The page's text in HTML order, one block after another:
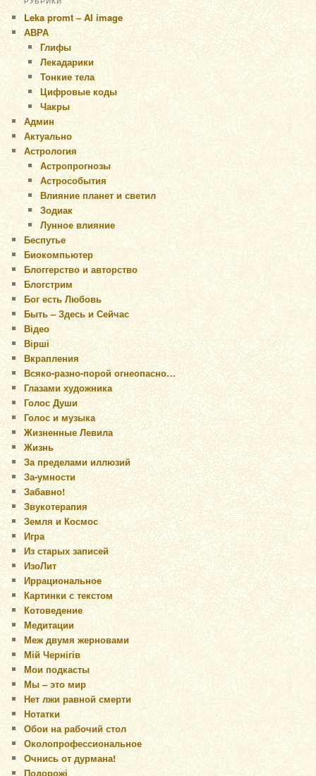
Leka promt – AI image
АВРА
Глифы
Лекадарики
Тонкие тела
Цифровые коды
Чакры
Админ
Актуально
Астрология
Астропрогнозы
Астрособытия
Влияние планет и светил
Зодиак
Лунное влияние
Беспутье
Биокомпьютер
Блоггерство и авторство
Блогстрим
Бог есть Любовь
Быть – Здесь и Сейчас
Відео
Вірші
Вкрапления
Всяко-разно-порой огнеопасно…
Глазами художника
Голос Души
Голос и музыка
Жизненные Левила
Жизнь
За пределами иллюзий
За-умности
Забавно!
Звукотерапия
Земля и Космос
Игра
Из старых записей
ИзоЛит
Иррациональное
Картинки с текстом
Котоведение
Медитации
Меж двумя жерновами
Мій Чернігів
Мои подкасты
Мы – это мир
Нет лжи равной смерти
Нотатки
Обои на рабочий стол
Околопрофессиональное
Очнись от дурмана!
Подорожі